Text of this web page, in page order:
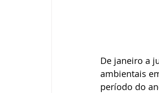
De janeiro a
ambientais
período do